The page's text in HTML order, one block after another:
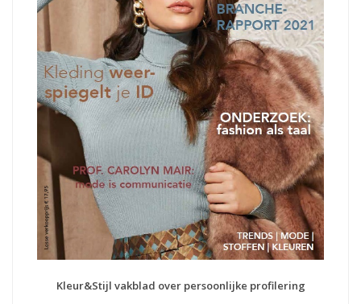
Kleur&Stijl vakblad over persoonlijke profilering